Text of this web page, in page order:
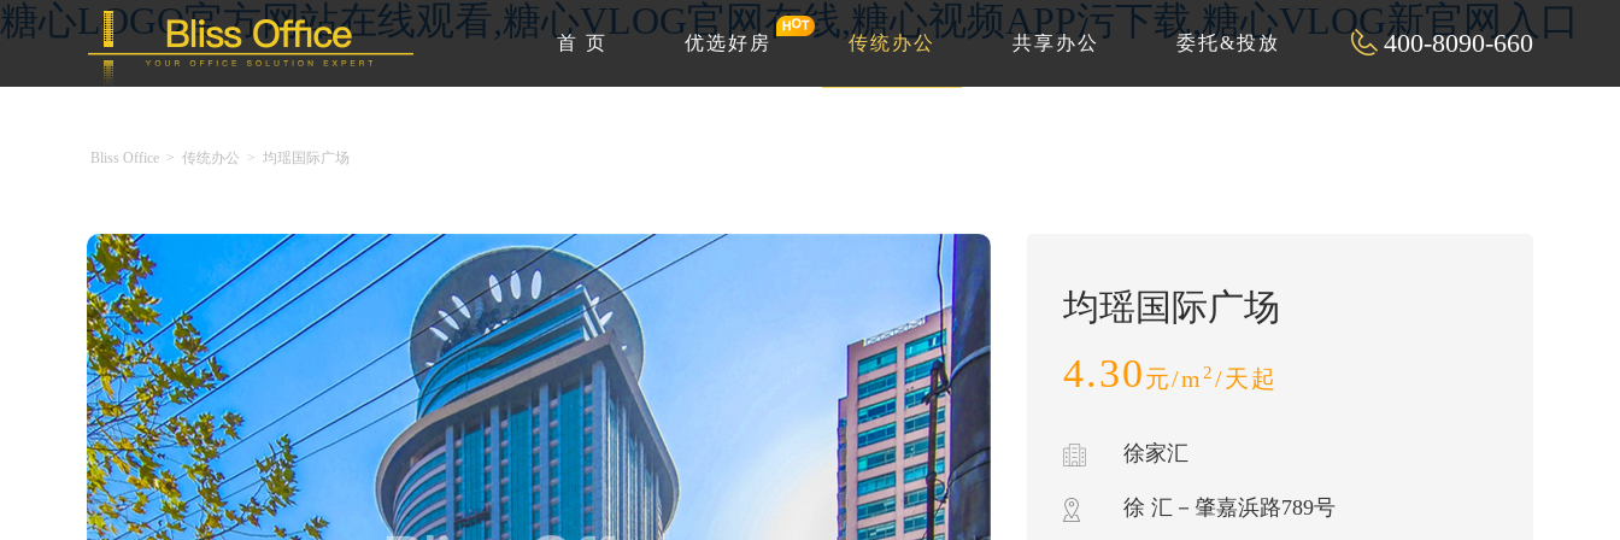
糖心LOGO官方网站在线观看,糖心VLOG官网在线,糖心视频APP污下载,糖心VLOG新官网入口
400-8090-660
首 页 优选好房 传统办公 共享办公 委托&投放
Bliss Office > 传统办公 > 均瑶国际广场
均瑶国际广场
4.30元/m 2/天起
徐家汇
徐 汇－肇嘉浜路789号